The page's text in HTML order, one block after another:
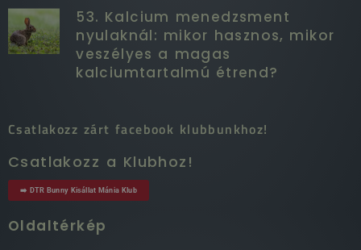
53. Kalcium menedzsment
nyulaknál: mikor hasznos, mikor
veszélyes a magas
kalciumtartalmú étrend?
Csatlakozz zárt facebook klubbunkhoz!
Csatlakozz a Klubhoz!
➡️ DTR Bunny Kisállat Mánia Klub
Oldaltérkép